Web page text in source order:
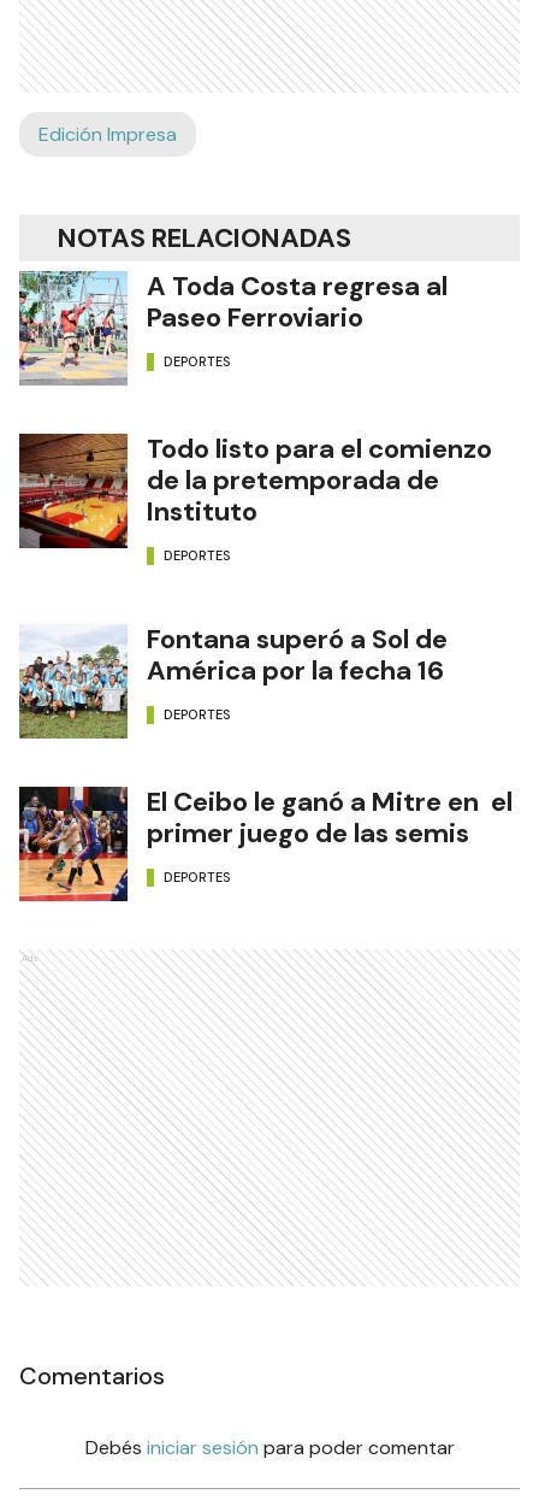
Edición Impresa
NOTAS RELACIONADAS
A Toda Costa regresa al
Paseo Ferroviario
DEPORTES
Todo listo para el comienzo
de la pretemporada de
Instituto
DEPORTES
Fontana superó a Sol de
América por la fecha 16
DEPORTES
El Ceibo le ganó a Mitre en el
primer juego de las semis
DEPORTES
Ads
Comentarios
Debés iniciar sesión para poder comentar